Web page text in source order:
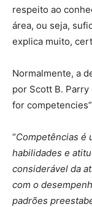
respeito ao
área, ou seja,
explica muito,
Normalmente, a
por Scott B.
for
“Competências é
habilidades e
considerável da
com o
padrões